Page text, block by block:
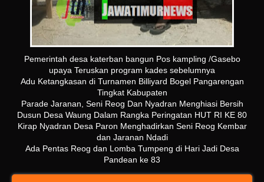
Pemerintah desa katerban bangun Pos kampling /Gasebo
upaya Teruskan program kades sebelumnya
Adu Ketangkasan di Turnamen Billiyard Bogel Pangarengan
Tingkat Kabupaten
Parade Jaranan, Seni Reog Dan Nyadran Menghiasi Bersih
Dusun Desa Waung Dalam Rangka Peringatan HUT RI KE 80
Kirap Nyadran Desa Paron Menghadirkan Seni Reog Kembar
dan Jaranan Ndadi
Ada Pentas Reog dan Lomba Tumpeng di Hari Jadi Desa
Pandean ke 83